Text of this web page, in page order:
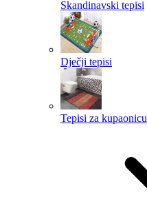
Skandinavski tepisi
Dječji tepisi
Tepisi za kupaonicu